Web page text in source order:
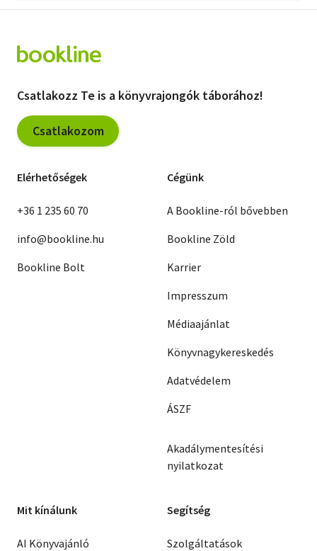
Csatlakozz Te is a könyvrajongók táborához!
Csatlakozom
Elérhetőségek
+36 1 235 60 70
info@bookline.hu
Bookline Bolt
Cégünk
A Bookline-ról bővebben
Bookline Zöld
Karrier
Impresszum
Médiaajánlat
Könyvnagykereskedés
Adatvédelem
ÁSZF
Akadálymentesítési
nyilatkozat
Mit kínálunk
AI Könyvajánló
Segítség
Szolgáltatások